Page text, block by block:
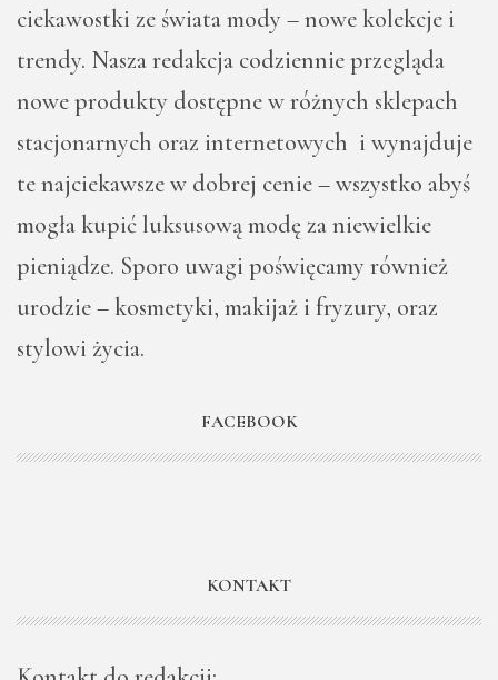
ciekawostki ze świata mody – nowe kolekcje i
trendy. Nasza redakcja codziennie przegląda
nowe produkty dostępne w różnych sklepach
stacjonarnych oraz internetowych i wynajduje
te najciekawsze w dobrej cenie – wszystko abyś
mogła kupić luksusową modę za niewielkie
pieniądze. Sporo uwagi poświęcamy również
urodzie – kosmetyki, makijaż i fryzury, oraz
stylowi życia.
FACEBOOK
KONTAKT